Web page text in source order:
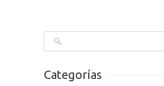
Categorías